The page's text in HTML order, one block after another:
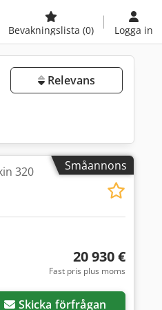
Bevakningslista (0) Logga in
Relevans
Småannons
320
20 930 €
Fast pris plus moms
Skicka förfrågan